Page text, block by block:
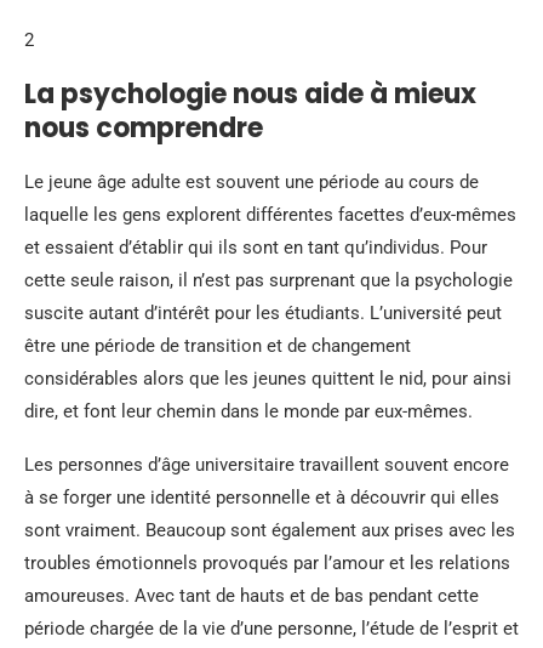
2
La psychologie nous aide à mieux
nous comprendre
Le jeune âge adulte est souvent une période au cours de
laquelle les gens explorent différentes facettes d’eux-mêmes
et essaient d’établir qui ils sont en tant qu’individus. Pour
cette seule raison, il n’est pas surprenant que la psychologie
suscite autant d’intérêt pour les étudiants. L’université peut
être une période de transition et de changement
considérables alors que les jeunes quittent le nid, pour ainsi
dire, et font leur chemin dans le monde par eux-mêmes.
Les personnes d’âge universitaire travaillent souvent encore
à se forger une identité personnelle et à découvrir qui elles
sont vraiment. Beaucoup sont également aux prises avec les
troubles émotionnels provoqués par l’amour et les relations
amoureuses. Avec tant de hauts et de bas pendant cette
période chargée de la vie d’une personne, l’étude de l’esprit et